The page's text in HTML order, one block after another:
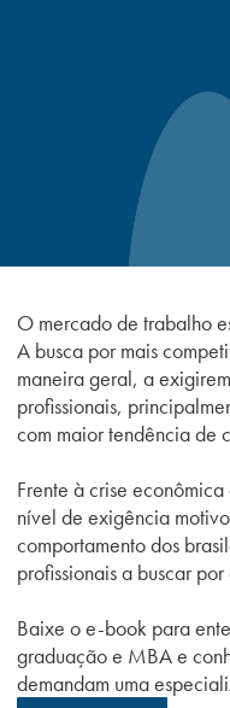
O mercado de trabalho
A busca por mais
maneira geral, a
profissionais,
com maior tendência de
Frente à crise
nível de exigência
comportamento dos
profissionais a buscar
Baixe o e-book para
graduação e MBA e
demandam uma